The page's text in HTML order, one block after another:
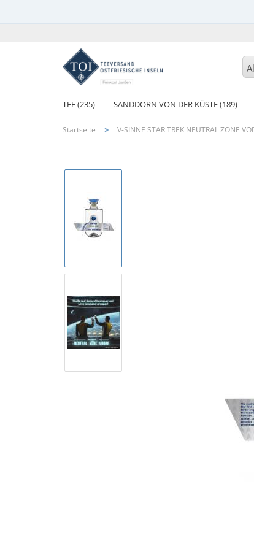
TEE (235) SANDDORN VON DER KÜSTE (189)
Startseite » V-SINNE STAR TREK NEUTRAL ZONE